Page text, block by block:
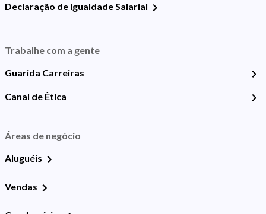
Declaração de Igualdade Salarial
Trabalhe com a gente
Guarida Carreiras
Canal de Ética
Áreas de negócio
Aluguéis
Vendas